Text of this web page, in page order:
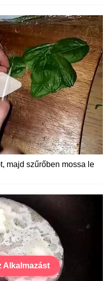
majd szűrőben mossa le
Alkalmazást